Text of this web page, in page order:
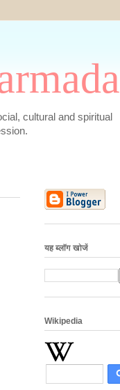
cultural and spiritual
यह ब्लॉग खोजें
Wikipedia